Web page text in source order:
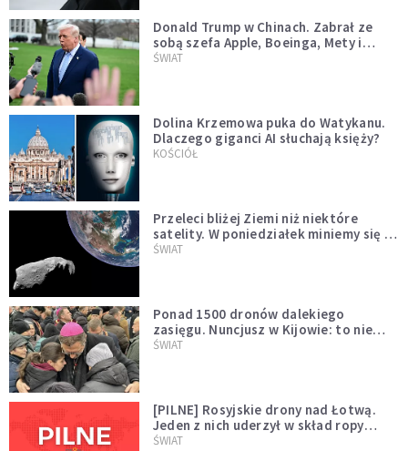
Donald Trump w Chinach. Zabrał ze
sobą szefa Apple, Boeinga, Mety i
Muska
ŚWIAT
Dolina Krzemowa puka do Watykanu.
Dlaczego giganci AI słuchają księży?
KOŚCIÓŁ
Przeleci bliżej Ziemi niż niektóre
satelity. W poniedziałek miniemy się z
asteroidą, która poprzedzi znacznie
ŚWIAT
Ponad 1500 dronów dalekiego
zasięgu. Nuncjusz w Kijowie: to nie
wygląda na wolę zakończenia wojny
ŚWIAT
[PILNE] Rosyjskie drony nad Łotwą.
Jeden z nich uderzył w skład ropy
naftowej
ŚWIAT